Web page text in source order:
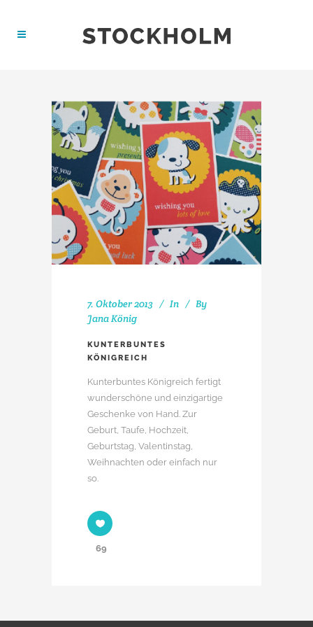
7. Oktober 2013 In
By
Jana König
KUNTERBUNTES
KÖNIGREICH
Kunterbuntes Königreich fertigt
wunderschöne und einzigartige
Geschenke von Hand. Zur
Geburt, Taufe, Hochzeit,
Geburtstag, Valentinstag,
Weihnachten oder einfach nur
so.
69